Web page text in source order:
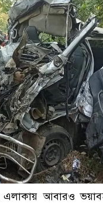
এলাকায় আবারও